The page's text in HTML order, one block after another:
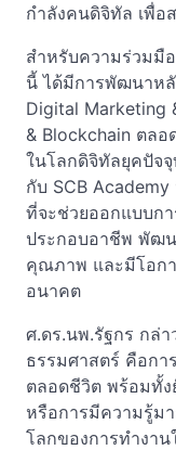
กำลังคนดิจิทัล เพื่อ
สำหรับความร่วมมื
นี้ ได้มีการพัฒนาหลั
Digital Marketing
& Blockchain ตล
ในโลกดิจิทัลยุคปัจ
กับ SCB
ที่จะช่วยออกแบบก
ประกอบอาชีพ พัฒน
คุณภาพ และมีโอกา
อนาคต
ศ.ดร.นพ.รัฐกร กล่
ธรรมศาสตร์ คือกา
ตลอดชีวิต พร้อมทั้ง
หรือการมีความรู้ม
โลกของการทำงา